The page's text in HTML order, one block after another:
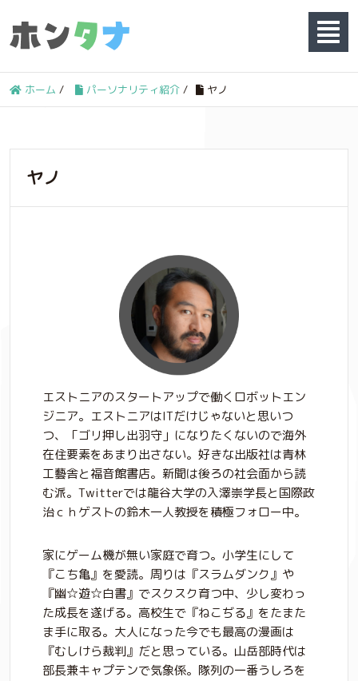
ホーム / パーソナリティ紹介 / ヤノ
ヤノ
エストニアのスタートアップで働くロボットエン
ジニア。エストニアはITだけじゃないと思いつ
つ、「ゴリ押し出羽守」になりたくないので海外
在住要素をあまり出さない。好きな出版社は青林
工藝舎と福音館書店。新聞は後ろの社会面から読
む派。Twitterでは龍谷大学の入澤崇学長と国際政
治ｃｈゲストの鈴木一人教授を積極フォロー中。
家にゲーム機が無い家庭で育つ。小学生にして
『こち亀』を愛読。周りは『スラムダンク』や
『幽☆遊☆白書』でスクスク育つ中、少し変わっ
た成長を遂げる。高校生で『ねこぢる』をたまた
ま手に取る。大人になった今でも最高の漫画は
『むしけら裁判』だと思っている。山岳部時代は
部長兼キャプテンで気象係。隊列の一番うしろを